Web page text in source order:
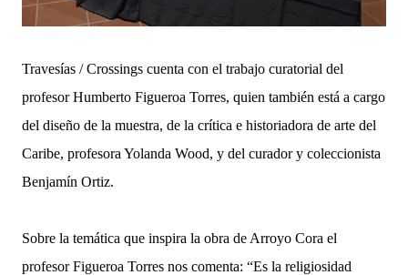
Travesías / Crossings cuenta con el trabajo curatorial del
profesor Humberto Figueroa Torres, quien también está a cargo
del diseño de la muestra, de la crítica e historiadora de arte del
Caribe, profesora Yolanda Wood, y del curador y coleccionista
Benjamín Ortiz.
Sobre la temática que inspira la obra de Arroyo Cora el
profesor Figueroa Torres nos comenta: “Es la religiosidad